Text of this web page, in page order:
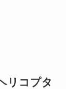
リコプタ